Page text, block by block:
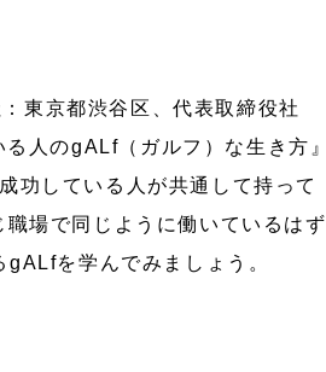
東京都渋谷区、代表取締役社
人のgALf（ガルフ）な生き方』
功している人が共通して持って
場で同じように働いているはず
を学んでみましょう。